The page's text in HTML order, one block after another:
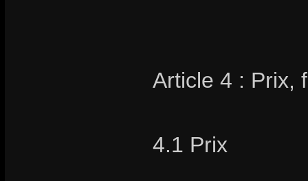
Article 4 : Prix,
4.1 Prix